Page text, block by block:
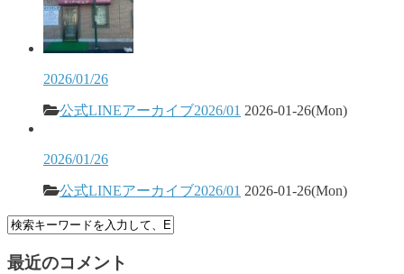
2026/01/26
公式LINEアーカイブ2026/01 2026-01-26(Mon)
2026/01/26
公式LINEアーカイブ2026/01 2026-01-26(Mon)
最近のコメント